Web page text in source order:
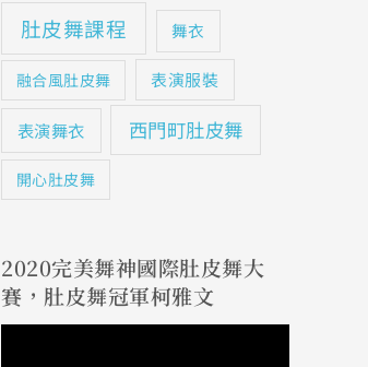
肚皮舞課程 舞衣
融合風肚皮舞 表演服裝
表演舞衣 西門町肚皮舞
開心肚皮舞
2020完美舞神國際肚皮舞大
賽，肚皮舞冠軍柯雅文